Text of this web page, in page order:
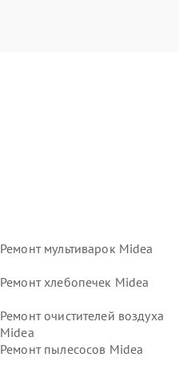
Ремонт мультиварок Midea
Ремонт хлебопечек Midea
Ремонт очистителей воздуха
Midea
Ремонт пылесосов Midea